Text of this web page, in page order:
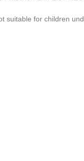
suitable for children